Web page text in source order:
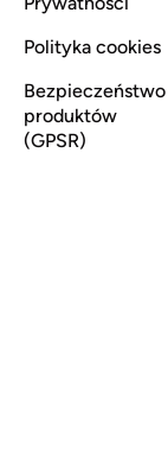
Polityka cookies
Bezpieczeństwo
produktów
(GPSR)